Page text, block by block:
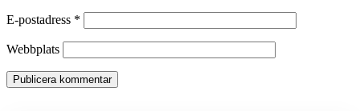
E-postadress *
Webbplats